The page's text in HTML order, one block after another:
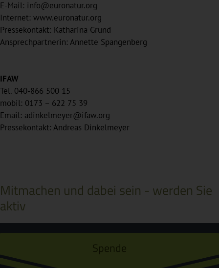
E-Mail: info@euronatur.org
Internet: www.euronatur.org
Pressekontakt: Katharina Grund
Ansprechpartnerin: Annette Spangenberg
IFAW
Tel. 040-866 500 15
mobil: 0173 – 622 75 39
Email: adinkelmeyer@ifaw.org
Pressekontakt: Andreas Dinkelmeyer
Mitmachen und dabei sein - werden Sie
aktiv
Spende